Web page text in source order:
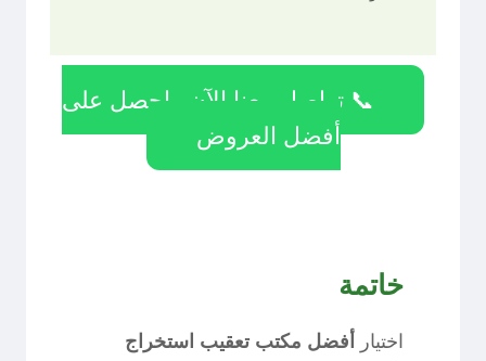
📞 تواصل معنا الآن واحصل على
أفضل العروض
خاتمة
اختيار أفضل مكتب تعقيب استخراج